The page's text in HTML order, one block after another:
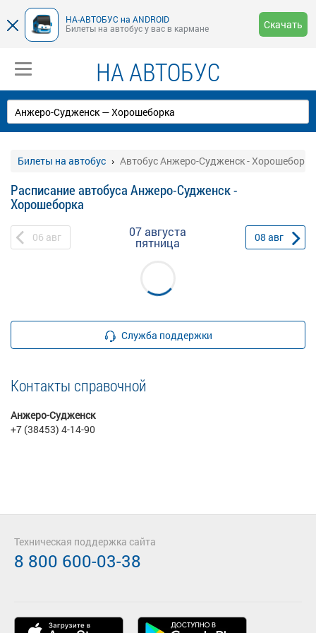
НА-АВТОБУС на ANDROID
Билеты на автобус у вас в кармане
Скачать
НА АВТОБУС
Билеты на автобус Автобус Анжеро-Судженск - Хорошеборка
Расписание автобуса Анжеро-Судженск -
Хорошеборка
06 авг 07 августа
пятница 08 авг
Служба поддержки
Контакты справочной
Анжеро-Судженск
+7 (38453) 4-14-90
Техническая поддержка сайта
8 800 600-03-38